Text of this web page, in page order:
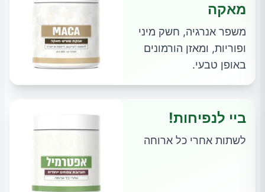
מאקה
משפר אנרגיה, חשק מיני
ופוריות, ומאזן הורמונים
באופן טבעי.
ביי לנפיחות!
לשתות אחרי כל ארוחה